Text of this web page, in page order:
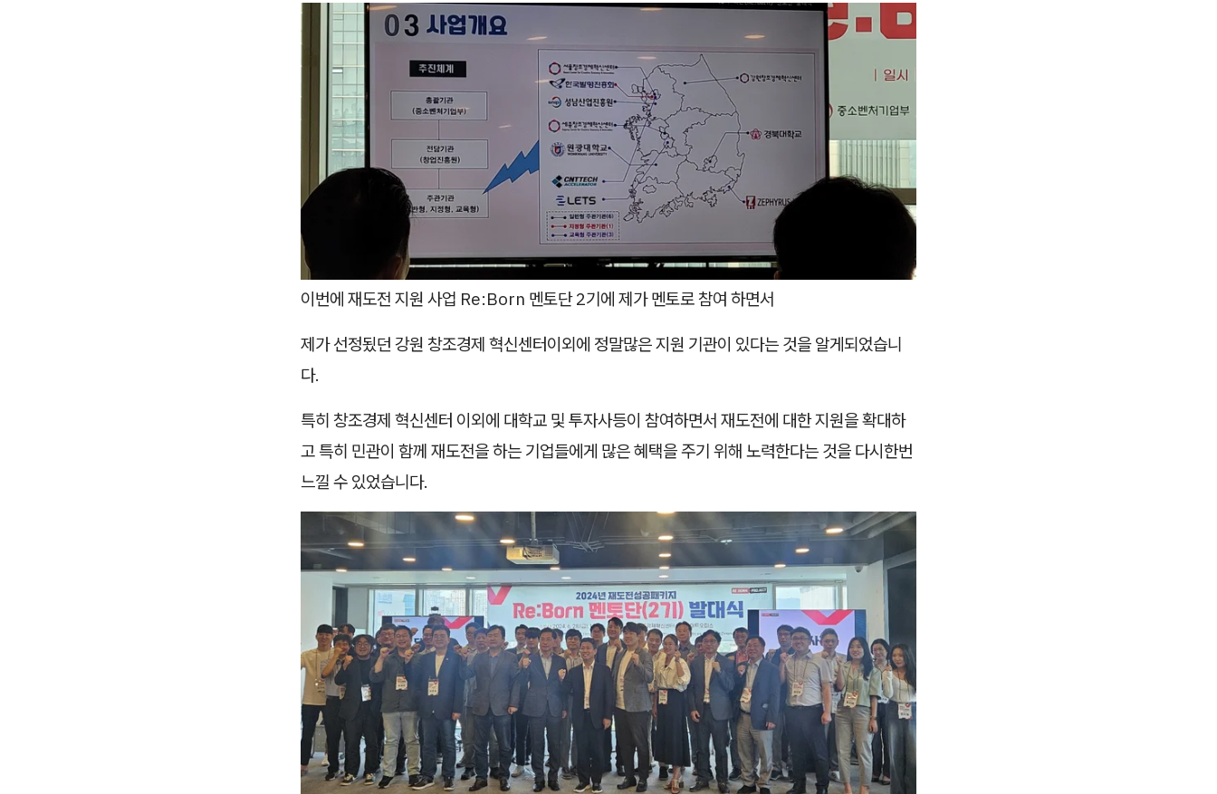
이번에 재도전 지원 사업 Re:Born 멘토단 2기에 제가 멘토로 참여 하면서
제가 선정됬던 강원 창조경제 혁신센터이외에 정말많은 지원 기관이 있다는 것을 알게되었습니
다.
특히 창조경제 혁신센터 이외에 대학교 및 투자사등이 참여하면서 재도전에 대한 지원을 확대하
고 특히 민관이 함께 재도전을 하는 기업들에게 많은 혜택을 주기 위해 노력한다는 것을 다시한번
느낄 수 있었습니다.